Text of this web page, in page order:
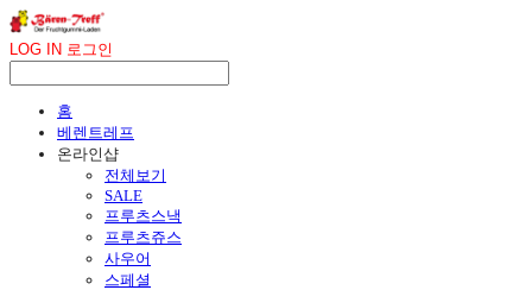
LOG IN 로그인
홈
베렌트레프
온라인샵
전체보기
SALE
프루츠스낵
프루츠쥬스
사우어
스페셜